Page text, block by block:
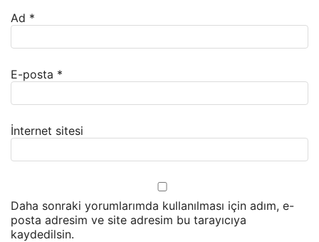
Ad *
E-posta *
İnternet sitesi
Daha sonraki yorumlarımda kullanılması için adım, e-
posta adresim ve site adresim bu tarayıcıya
kaydedilsin.